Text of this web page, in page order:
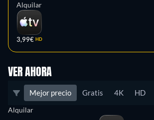
Alquilar
3,99€ HD
VER AHORA
Mejor precio Gratis 4K HD
Alquilar